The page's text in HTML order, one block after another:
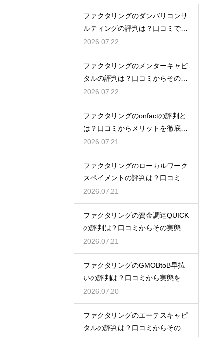
ファクタリングのダンバリコンサ
ルティングの評判は？口コミで実
態を解説
2026.07.22
ファクタリングのメンターキャピ
タルの評判は？口コミからその実
態を徹底解説
2026.07.22
ファクタリングのonfactの評判と
は？口コミからメリットを徹底解
説
2026.07.21
ファクタリングのローカルワーク
スペイメントの評判は？口コミで
実態を解説
2026.07.21
ファクタリングの資金調達QUICK
の評判は？口コミからその実態を
徹底解説
2026.07.21
ファクタリングのGMOBtoB早払
いの評判は？口コミから実態を徹
底解説
2026.07.20
ファクタリングのエーテスキャピ
タルの評判は？口コミからその実